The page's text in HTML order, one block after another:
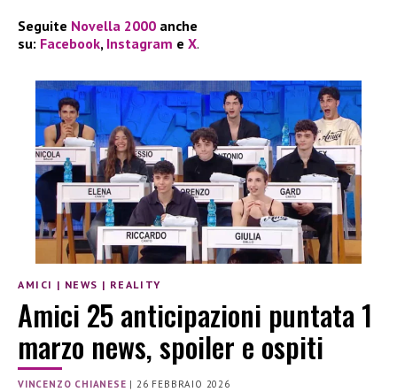
Seguite Novella 2000 anche
su: Facebook, Instagram e X.
AMICI | NEWS | REALITY
Amici 25 anticipazioni puntata 1
marzo news, spoiler e ospiti
VINCENZO CHIANESE |26 FEBBRAIO 2026